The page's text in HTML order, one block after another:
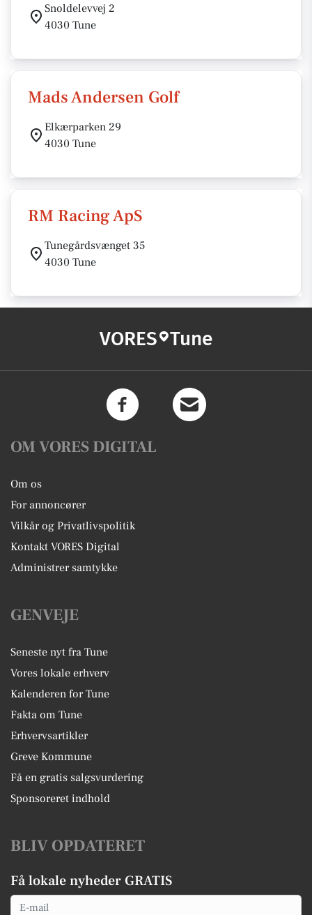
Snoldelevvej 2
4030 Tune
Mads Andersen Golf
Elkærparken 29
4030 Tune
RM Racing ApS
Tunegårdsvænget 35
4030 Tune
VORES Tune
OM VORES DIGITAL
Om os
For annoncører
Vilkår og Privatlivspolitik
Kontakt VORES Digital
Administrer samtykke
GENVEJE
Seneste nyt fra Tune
Vores lokale erhverv
Kalenderen for Tune
Fakta om Tune
Erhvervsartikler
Greve Kommune
Få en gratis salgsvurdering
Sponsoreret indhold
BLIV OPDATERET
Få lokale nyheder GRATIS
Email